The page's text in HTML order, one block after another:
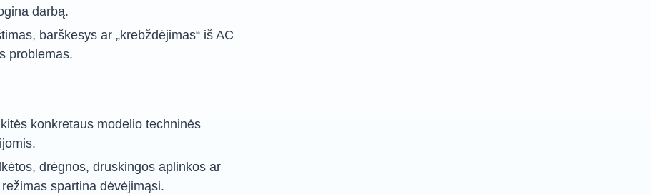
darbą.
barškesys ar „krebždėjimas“ iš AC
problemas.
konkretaus modelio techninės
drėgnos, druskingos aplinkos ar
spartina dėvėjimąsi.